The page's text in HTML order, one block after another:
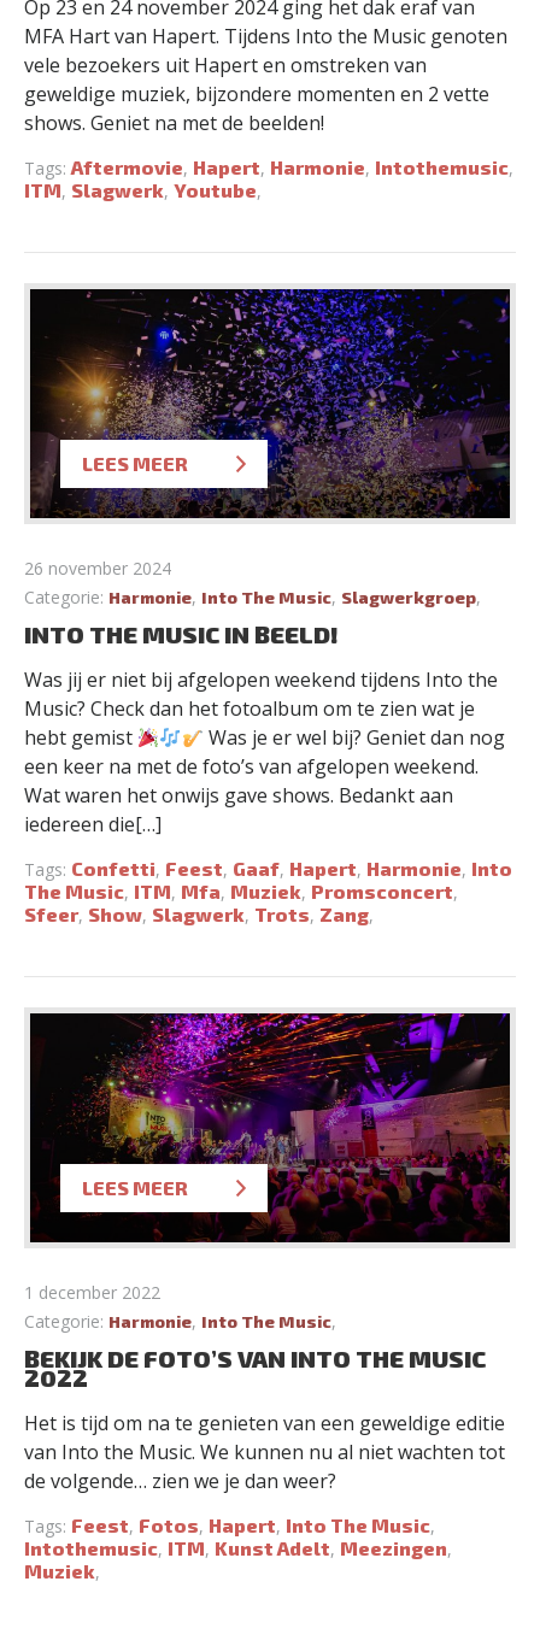
Op 23 en 24 november 2024 ging het dak eraf van
MFA Hart van Hapert. Tijdens Into the Music genoten
vele bezoekers uit Hapert en omstreken van
geweldige muziek, bijzondere momenten en 2 vette
shows. Geniet na met de beelden!
Tags:Aftermovie, Hapert, Harmonie, Intothemusic,
ITM, Slagwerk, Youtube,
LEES MEER
26 november 2024
Categorie: Harmonie, Into The Music, Slagwerkgroep,
INTO THE MUSIC IN BEELD!
Was jij er niet bij afgelopen weekend tijdens Into the
Music? Check dan het fotoalbum om te zien wat je
hebt gemist
Was je er wel bij? Geniet dan nog
een keer na met de foto’s van afgelopen weekend.
Wat waren het onwijs gave shows. Bedankt aan
iedereen die[…]
Tags: Confetti, Feest, Gaaf, Hapert, Harmonie, Into
The Music, ITM, Mfa, Muziek, Promsconcert,
Sfeer, Show, Slagwerk, Trots, Zang,
LEES MEER
1 december 2022
Categorie: Harmonie, Into The Music,
BEKIJK DE FOTO’S VAN INTO THE MUSIC
2022
Het is tijd om na te genieten van een geweldige editie
van Into the Music. We kunnen nu al niet wachten tot
de volgende… zien we je dan weer?
Tags: Feest, Fotos, Hapert, Into The Music,
Intothemusic, ITM, Kunst Adelt, Meezingen,
Muziek,